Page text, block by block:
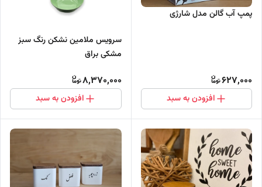
پمپ آب گالن مدل شارژی
627,000
افزودن به سبد
سرویس ملامین نشکن رنگ سبز
مشکی براق
8,370,000
افزودن به سبد